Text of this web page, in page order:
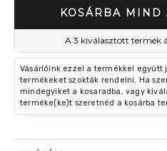
KOSÁRBA MIND
A 3 kiválasztott termék
Vásárlóink ezzel a termékkel együtt
termékeket szokták rendelni. Ha
mindegyiket a kosaradba, vagy
terméke(ke)t szeretnéd a kosárba